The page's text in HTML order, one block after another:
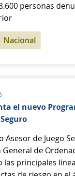
personas
Nacional
el nuevo
Asesor de Juego
de
las principales